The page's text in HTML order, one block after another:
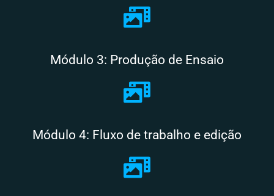
Módulo 3: Produção de Ensaio
Módulo 4: Fluxo de trabalho e edição